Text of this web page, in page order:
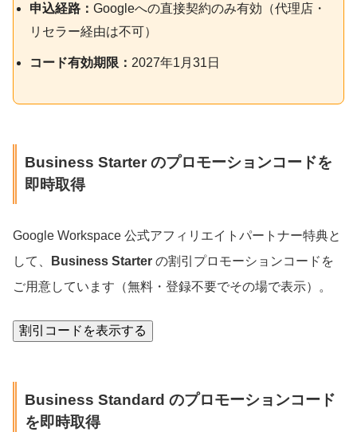
申込経路： Googleへの直接契約のみ有効（代理店・
リセラー経由は不可）
コード有効期限： 2027年1月31日
Business Starter のプロモーションコードを
即時取得
Google Workspace 公式アフィリエイトパートナー特典と
して、
Business Starter の割引プロモーションコードを
ご用意しています（無料・登録不要でその場で表示）。
割引コードを表示する
Business Standard のプロモーションコード
を即時取得